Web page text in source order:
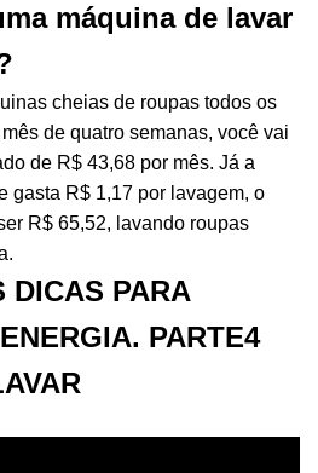
máquina de lavar
cheias de roupas todos os
de quatro semanas, você vai
de R$ 43,68 por mês. Já a
gasta R$ 1,17 por lavagem, o
R$ 65,52, lavando roupas
DICAS PARA
PARTE4